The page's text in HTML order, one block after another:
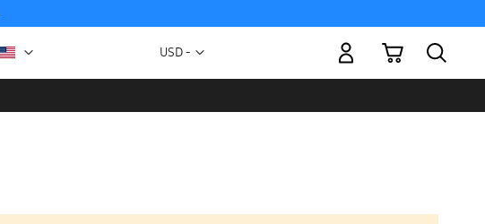
Moneda
USD -
Mi carrito